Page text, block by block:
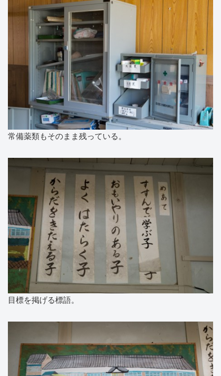
常備薬類もそのまま残っている。
目標を掲げる標語。